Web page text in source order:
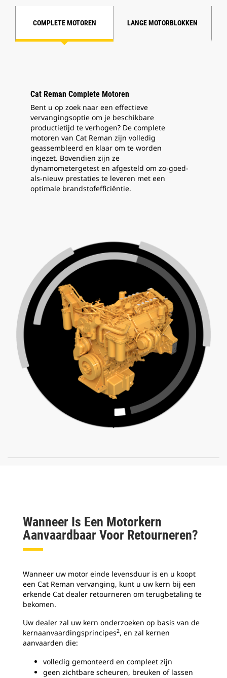
COMPLETE MOTOREN LANGE MOTORBLOKKEN
Cat Reman Complete Motoren
Bent u op zoek naar een effectieve
vervangingsoptie om je beschikbare
productietijd te verhogen? De complete
motoren van Cat Reman zijn volledig
geassembleerd en klaar om te worden
ingezet. Bovendien zijn ze
dynamometergetest en afgesteld om zo-goed-
als-nieuw prestaties te leveren met een
optimale brandstofefficiëntie.
Wanneer Is Een Motorkern
Aanvaardbaar Voor Retourneren?
Wanneer uw motor einde levensduur is en u koopt
een Cat Reman vervanging, kunt u uw kern bij een
erkende Cat dealer retourneren om terugbetaling te
bekomen.
Uw dealer zal uw kern onderzoeken op basis van de
kernaanvaardingsprincipes2, en zal kernen
aanvaarden die:
volledig gemonteerd en compleet zijn
geen zichtbare scheuren, breuken of lassen